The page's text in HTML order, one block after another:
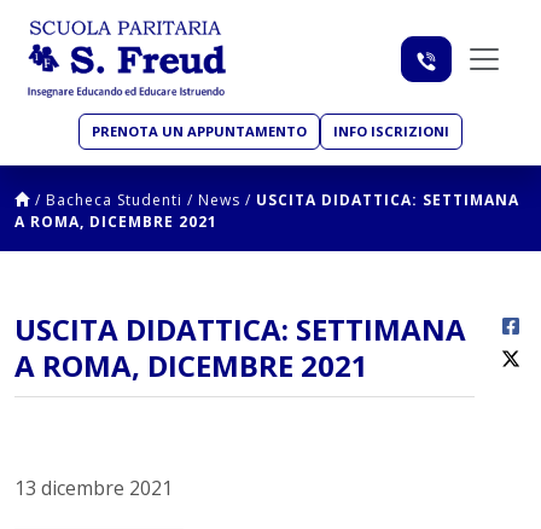
PRENOTA UN APPUNTAMENTO INFO ISCRIZIONI
/ Bacheca Studenti / News / USCITA DIDATTICA: SETTIMANA
A ROMA, DICEMBRE 2021
USCITA DIDATTICA: SETTIMANA
A ROMA, DICEMBRE 2021
13 dicembre 2021